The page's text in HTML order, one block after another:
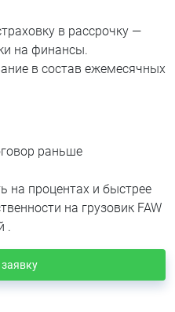
в рассрочку —
на финансы.
в состав ежемесячных
раньше
на процентах и быстрее
на грузовик FAW
.